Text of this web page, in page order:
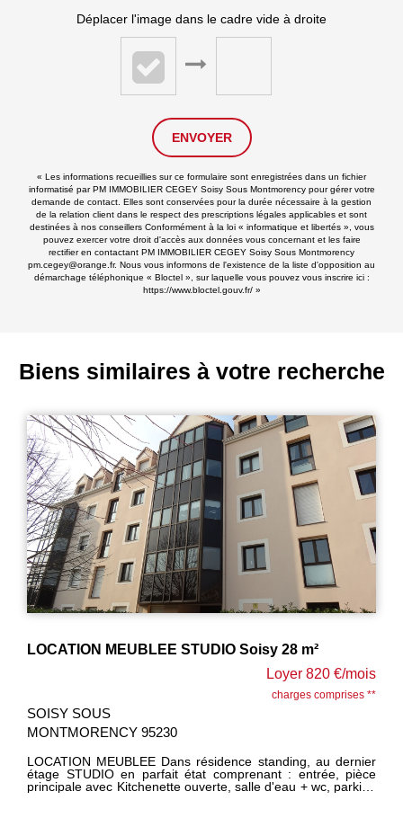
Déplacer l'image dans le cadre vide à droite
ENVOYER
« Les informations recueillies sur ce formulaire sont enregistrées dans un fichier
informatisé par PM IMMOBILIER CEGEY Soisy Sous Montmorency pour gérer votre
demande de contact. Elles sont conservées pour la durée nécessaire à la gestion
de la relation client dans le respect des prescriptions légales applicables et sont
destinées à nos conseillers Conformément à la loi « informatique et libertés », vous
pouvez exercer votre droit d'accès aux données vous concernant et les faire
rectifier en contactant PM IMMOBILIER CEGEY Soisy Sous Montmorency
pm.cegey@orange.fr. Nous vous informons de l'existence de la liste d'opposition au
démarchage téléphonique « Bloctel », sur laquelle vous pouvez vous inscrire ici :
https://www.bloctel.gouv.fr/»
Biens similaires à votre recherche
STUDIO Soisy 28 m²
95230
standing, au dernier
en parfait état comprenant : entrée, pièce
Kitchenette ouverte, salle d'eau + wc, parking
ravalement
comprenant :
possible),
DISPONIBLE 10